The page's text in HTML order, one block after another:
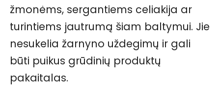
žmonėms, sergantiems celiakija ar
turintiems jautrumą šiam baltymui. Jie
nesukelia žarnyno uždegimų ir gali
būti puikus grūdinių produktų
pakaitalas.